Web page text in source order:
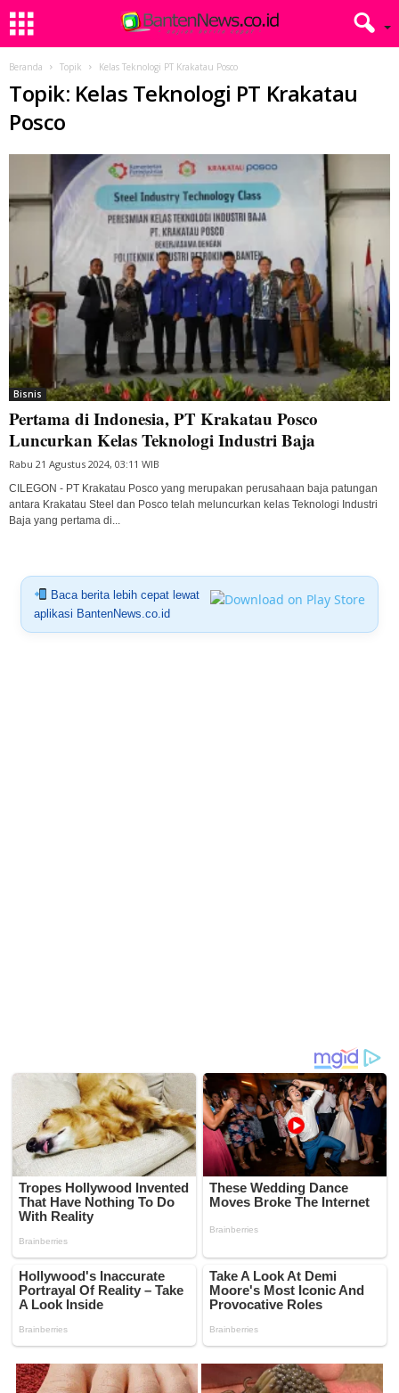
Beranda Topik Kelas Teknologi PT Krakatau Posco
Topik: Kelas Teknologi PT Krakatau
Posco
Bisnis
Pertama di Indonesia, PT Krakatau Posco
Luncurkan Kelas Teknologi Industri Baja
Rabu 21 Agustus 2024, 03:11 WIB
CILEGON - PT Krakatau Posco yang merupakan perusahaan baja patungan
antara Krakatau Steel dan Posco telah meluncurkan kelas Teknologi Industri
Baja yang pertama di...
Baca berita lebih cepat lewat
aplikasi BantenNews.co.id